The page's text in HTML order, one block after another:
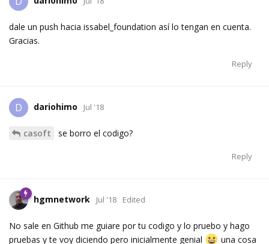
dale un push hacia issabel_foundation así lo tengan en cuenta.
Gracias.
Reply
D dariohimo Jul '18
casoft se borro el codigo?
Reply
hgmnetwork Jul '18 Edited
No sale en Github me guiare por tu codigo y lo pruebo y hago
pruebas y te voy diciendo pero inicialmente genial
una cosa